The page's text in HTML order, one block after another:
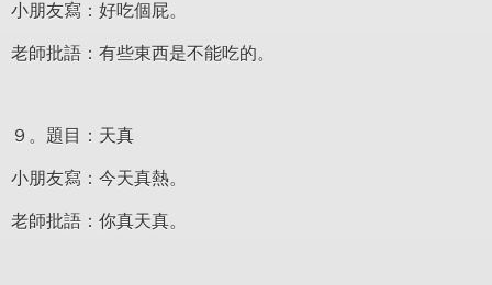
小朋友寫：好吃個屁。
老師批語：有些東西是不能吃的。
９。題目：天真
小朋友寫：今天真熱。
老師批語：你真天真。